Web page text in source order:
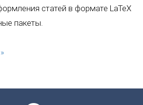
статей в формате LaTeX
пакеты.